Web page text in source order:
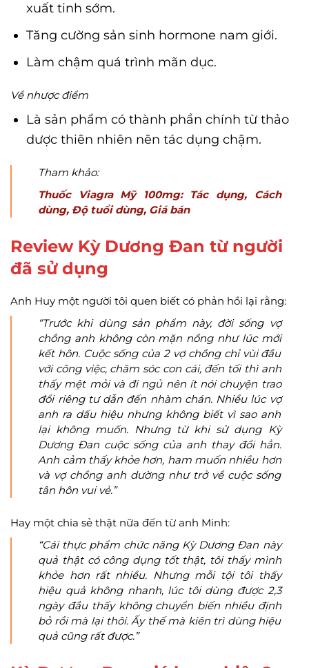
xuất tinh sớm.
Tăng cường sản sinh hormone nam giới.
Làm chậm quá trình mãn dục.
Về nhược điểm
Là sản phẩm có thành phần chính từ thảo
dược thiên nhiên nên tác dụng chậm.
Tham khảo:
Thuốc Viagra Mỹ 100mg: Tác dụng, Cách
dùng, Độ tuổi dùng, Giá bán
Review Kỳ Dương Đan từ người
đã sử dụng
Anh Huy một người tôi quen biết có phản hồi lại rằng:
“Trước khi dùng sản phẩm này, đời sống vợ
chồng anh không còn mặn nồng như lúc mới
kết hôn. Cuộc sống của 2 vợ chồng chỉ vùi đầu
với công việc, chăm sóc con cái, đến tối thì anh
thấy mệt mỏi và đi ngủ nên ít nói chuyện trao
đổi riêng tư dẫn đến nhàm chán. Nhiều lúc vợ
anh ra dấu hiệu nhưng không biết vì sao anh
lại không muốn. Nhưng từ khi sử dụng Kỳ
Dương Đan cuộc sống của anh thay đổi hẳn.
Anh cảm thấy khỏe hơn, ham muốn nhiều hơn
và vợ chồng anh dường như trở về cuộc sống
tân hôn vui vẻ.”
Hay một chia sẻ thật nữa đến từ anh Minh:
“Cái thực phẩm chức năng Kỳ Dương Đan này
quả thật có công dụng tốt thật, tôi thấy mình
khỏe hơn rất nhiều. Nhưng mỗi tội tôi thấy
hiệu quả không nhanh, lúc tôi dùng được 2,3
ngày đầu thấy không chuyển biến nhiều định
bỏ rồi mà lại thôi. Ấy thế mà kiên trì dùng hiệu
quả cũng rất được.”